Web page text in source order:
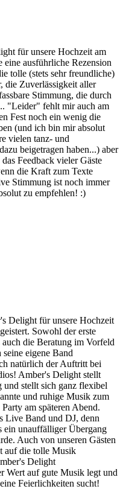
für unsere Hochzeit am
ausführliche Rezension
tolle (stets sehr freundliche)
die Zuverlässigkeit aller
Stimmung, die durch
"Leider" fehlt mir auch am
Fest noch ein wenig die
(und ich bin mir absolut
vielen tanz- und
beigetragen haben...) aber
Feedback vieler Gäste
die Kraft zum Texte
Stimmung ist noch immer
zu empfehlen! :)
Delight für unsere Hochzeit
Sowohl der erste
die Beratung im Vorfeld
eigene Band
natürlich der Auftritt bei
Amber's Delight stellt
stellt sich ganz flexibel
und ruhige Musik zum
am späteren Abend.
Live Band und DJ, denn
ein unauffälliger Übergang
Auch von unseren Gästen
auf die tolle Musik
Delight
Wert auf gute Musik legt und
Feierlichkeiten sucht!